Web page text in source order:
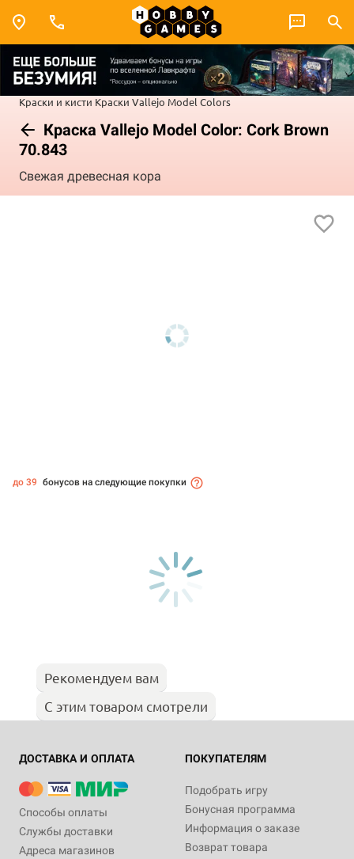
Краски и кисти Краски Vallejo Model Colors
Краска Vallejo Model Color: Cork Brown
70.843
Свежая древесная кора
до 39 бонусов на следующие покупки
Рекомендуем вам
С этим товаром смотрели
ДОСТАВКА И ОПЛАТА
Способы оплаты
Службы доставки
Адреса магазинов
ПОКУПАТЕЛЯМ
Подобрать игру
Бонусная программа
Информация о заказе
Возврат товара